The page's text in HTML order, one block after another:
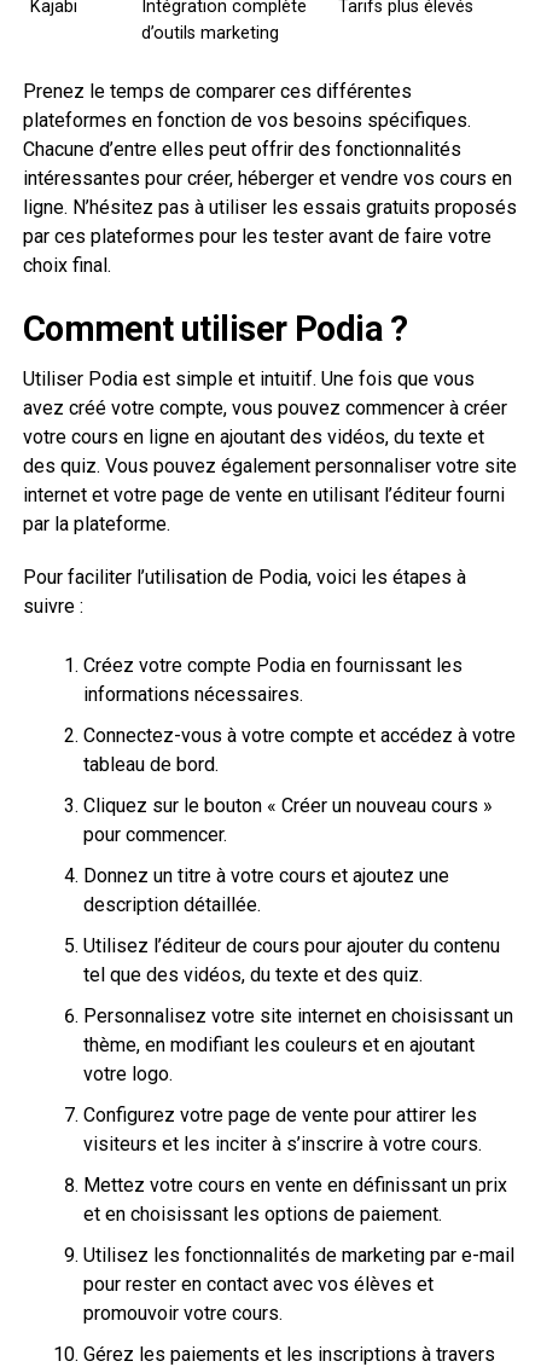
Kajabi
Intégration complète
d’outils marketing
Tarifs plus élevés
Prenez le temps de comparer ces différentes
plateformes en fonction de vos besoins spécifiques.
Chacune d’entre elles peut offrir des fonctionnalités
intéressantes pour créer, héberger et vendre vos cours en
ligne. N’hésitez pas à utiliser les essais gratuits proposés
par ces plateformes pour les tester avant de faire votre
choix final.
Comment utiliser Podia ?
Utiliser Podia est simple et intuitif. Une fois que vous
avez créé votre compte, vous pouvez commencer à créer
votre cours en ligne en ajoutant des vidéos, du texte et
des quiz. Vous pouvez également personnaliser votre site
internet et votre page de vente en utilisant l’éditeur fourni
par la plateforme.
Pour faciliter l’utilisation de Podia, voici les étapes à
suivre :
Créez votre compte Podia en fournissant les
informations nécessaires.
Connectez-vous à votre compte et accédez à votre
tableau de bord.
Cliquez sur le bouton « Créer un nouveau cours »
pour commencer.
Donnez un titre à votre cours et ajoutez une
description détaillée.
Utilisez l’éditeur de cours pour ajouter du contenu
tel que des vidéos, du texte et des quiz.
Personnalisez votre site internet en choisissant un
thème, en modifiant les couleurs et en ajoutant
votre logo.
Configurez votre page de vente pour attirer les
visiteurs et les inciter à s’inscrire à votre cours.
Mettez votre cours en vente en définissant un prix
et en choisissant les options de paiement.
Utilisez les fonctionnalités de marketing par e-mail
pour rester en contact avec vos élèves et
promouvoir votre cours.
Gérez les paiements et les inscriptions à travers